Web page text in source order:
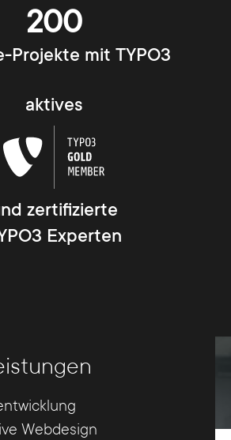
200
Projekte mit TYPO3
aktives
zertifizierte
Experten
Webdesign